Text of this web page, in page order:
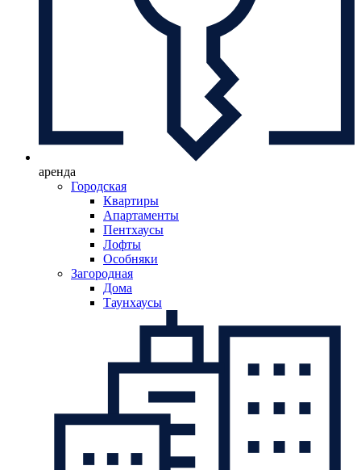
аренда
Городская
Квартиры
Апартаменты
Пентхаусы
Лофты
Особняки
Загородная
Дома
Таунхаусы